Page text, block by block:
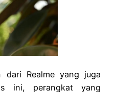
dari Realme yang juga
ini, perangkat yang